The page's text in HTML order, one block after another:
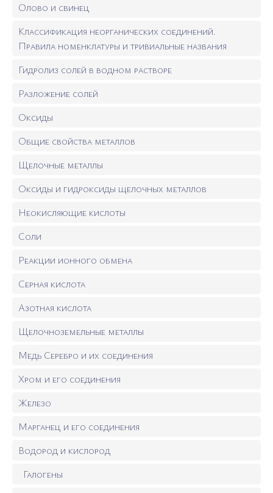
Олово и свинец
Классификация неорганических соединений.
Правила номенклатуры и тривиальные названия
Гидролиз солей в водном растворе
Разложение солей
Оксиды
Общие свойства металлов
Щелочные металлы
Оксиды и гидроксиды щелочных металлов
Неокисляющие кислоты
Соли
Реакции ионного обмена
Серная кислота
Азотная кислота
Щелочноземельные металлы
Медь Серебро и их соединения
Хром и его соединения
Железо
Марганец и его соединения
Водород и кислород
Галогены